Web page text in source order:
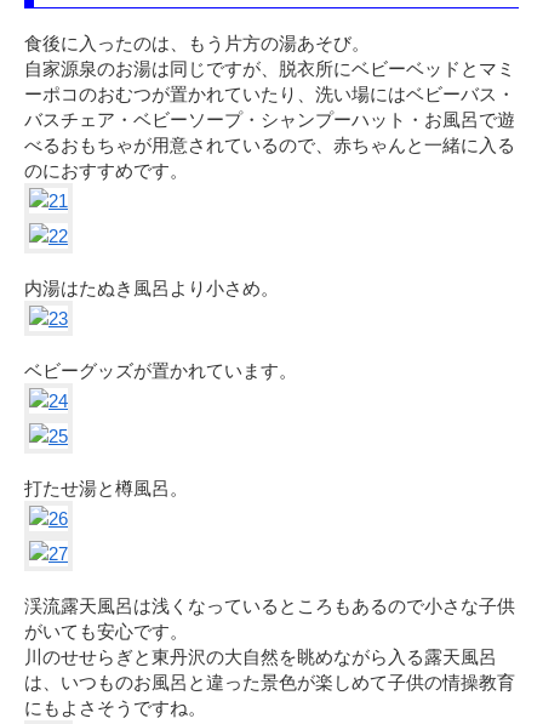
食後に入ったのは、もう片方の湯あそび。
自家源泉のお湯は同じですが、脱衣所にベビーベッドとマミ
ーポコのおむつが置かれていたり、洗い場にはベビーバス・
バスチェア・ベビーソープ・シャンプーハット・お風呂で遊
べるおもちゃが用意されているので、赤ちゃんと一緒に入る
のにおすすめです。
内湯はたぬき風呂より小さめ。
ベビーグッズが置かれています。
打たせ湯と樽風呂。
渓流露天風呂は浅くなっているところもあるので小さな子供
がいても安心です。
川のせせらぎと東丹沢の大自然を眺めながら入る露天風呂
は、いつものお風呂と違った景色が楽しめて子供の情操教育
にもよさそうですね。